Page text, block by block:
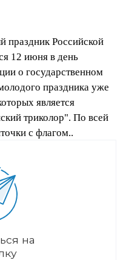
праздник Российской
12 июня в день
о государственном
праздника уже
является
триколор". По всей
с флагом..
на